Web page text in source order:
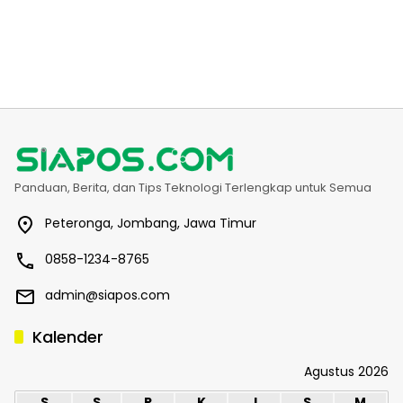
Panduan, Berita, dan Tips Teknologi Terlengkap untuk Semua
Peteronga, Jombang, Jawa Timur
0858-1234-8765
admin@siapos.com
Kalender
Agustus 2026